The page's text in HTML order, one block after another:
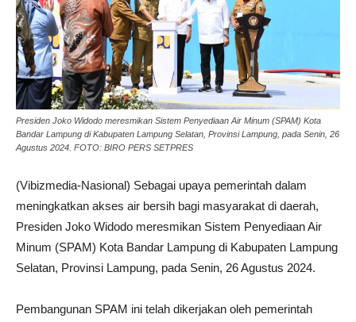
Presiden Joko Widodo meresmikan Sistem Penyediaan Air Minum (SPAM) Kota
Bandar Lampung di Kabupaten Lampung Selatan, Provinsi Lampung, pada Senin, 26
Agustus 2024. FOTO: BIRO PERS SETPRES
(Vibizmedia-Nasional) Sebagai upaya pemerintah dalam
meningkatkan akses air bersih bagi masyarakat di daerah,
Presiden Joko Widodo meresmikan Sistem Penyediaan Air
Minum (SPAM) Kota Bandar Lampung di Kabupaten Lampung
Selatan, Provinsi Lampung, pada Senin, 26 Agustus 2024.
Pembangunan SPAM ini telah dikerjakan oleh pemerintah